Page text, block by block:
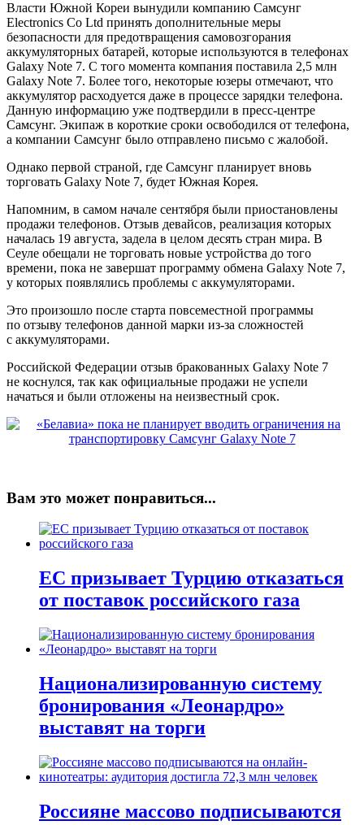
Власти Южной Кореи вынудили компанию Самсунг
Electronics Co Ltd принять дополнительные меры
безопасности для предотвращения самовозгорания
аккумуляторных батарей, которые используются в телефонах
Galaxy Note 7. С того момента компания поставила 2,5 млн
Galaxy Note 7. Более того, некоторые юзеры отмечают, что
аккумулятор расходуется даже в процессе зарядки телефона.
Данную информацию уже подтвердили в пресс-центре
Самсунг. Экипаж в короткие сроки освободился от телефона,
а компании Самсунг было отправлено письмо с жалобой.
Однако первой страной, где Самсунг планирует вновь
торговать Galaxy Note 7, будет Южная Корея.
Напомним, в самом начале сентября были приостановлены
продажи телефонов. Отзыв девайсов, реализация которых
началась 19 августа, задела в целом десять стран мира. В
Сеуле обещали не торговать новые устройства до того
времени, пока не завершат программу обмена Galaxy Note 7,
у которых появлялись проблемы с аккумуляторами.
Это произошло после старта повсеместной программы
по отзыву телефонов данной марки из-за сложностей
с аккумуляторами.
Российской Федерации отзыв бракованных Galaxy Note 7
не коснулся, так как официальные продажи не успели
начаться и были отложены на неизвестный срок.
Вам это может понравиться...
ЕС призывает Турцию отказаться
от поставок российского газа
Национализированную систему
бронирования «Леонардро»
выставят на торги
Россияне массово подписываются